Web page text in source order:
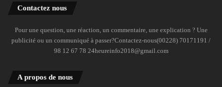
Contactez nous
Pour une question, une réaction, un commentaire, une explication ? Une
publicité ou un communiqué à passer?Contactez-nous(00228) 70171191 /
98 12 67 78 24heureinfo2018@gmail.com
A propos de nous